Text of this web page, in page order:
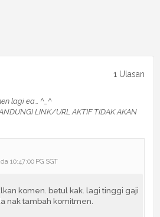
1 Ulasan
lagi ea... ^_^
LINK/URL AKTIF TIDAK AKAN
10:47:00 PG SGT
komen. betul kak. lagi tinggi gaji
nak tambah komitmen.